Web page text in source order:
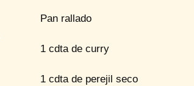
Pan rallado
1 cdta de curry
1 cdta de perejil seco